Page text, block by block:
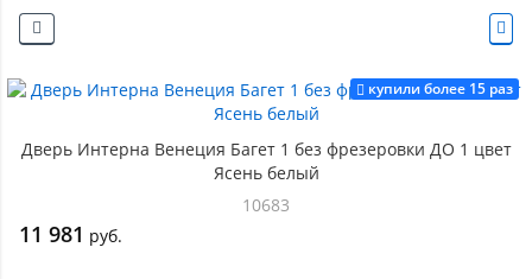
купили более 15 раз
Дверь Интерна Венеция Багет 1 без фрезеровки ДО 1 цвет
Ясень белый
10683
11 981 руб.